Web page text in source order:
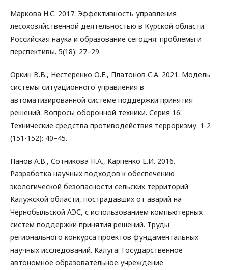
Маркова Н.С. 2017. Эффективность управления
лесохозяйственной деятельностью в Курской области.
Российская наука и образование сегодня: проблемы и
перспективы. 5(18): 27–29.
Оркин В.В., Нестеренко О.Е., Платонов С.А. 2021. Модель
системы ситуационного управления в
автоматизированной системе поддержки принятия
решений. Вопросы оборонной техники. Серия 16:
Технические средства противодействия терроризму. 1-2
(151-152): 40–45.
Панов А.В., Сотникова Н.А., Карпенко Е.И. 2016.
Разработка научных подходов к обеспечению
экологической безопасности сельских территорий
Калужской области, пострадавших от аварий на
Чернобыльской АЭС, с использованием компьютерных
систем поддержки принятия решений. Труды
регионального конкурса проектов фундаментальных
научных исследований. Калуга: Государственное
автономное образовательное учреждение